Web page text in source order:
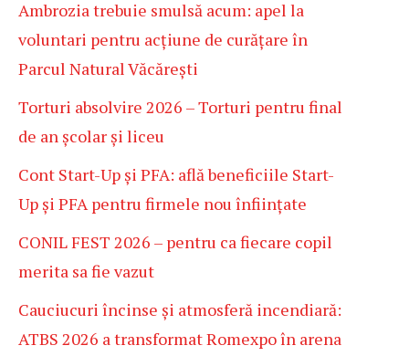
Ambrozia trebuie smulsă acum: apel la
voluntari pentru acțiune de curățare în
Parcul Natural Văcărești
Torturi absolvire 2026 – Torturi pentru final
de an școlar și liceu
Cont Start-Up și PFA: află beneficiile Start-
Up și PFA pentru firmele nou înființate
CONIL FEST 2026 – pentru ca fiecare copil
merita sa fie vazut
Cauciucuri încinse și atmosferă incendiară:
ATBS 2026 a transformat Romexpo în arena